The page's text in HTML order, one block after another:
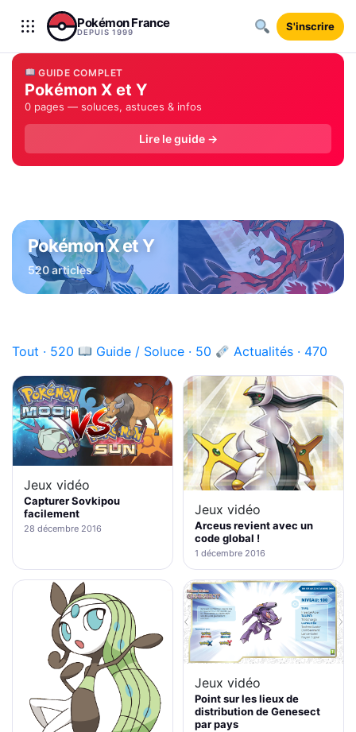
Aller au contenu
Pokémon France
DEPUIS 1999 S'inscrire
GUIDE COMPLET
Pokémon X et Y
0 pages — soluces, astuces & infos
Lire le guide →
Pokémon X et Y
520 articles
Tout · 520 Guide / Soluce · 50 Actualités · 470
Jeux vidéo
Capturer Sovkipou
facilement
28 décembre 2016
Jeux vidéo
Arceus revient avec un
code global !
1 décembre 2016
Jeux vidéo
Point sur les lieux de
distribution de Genesect
par pays